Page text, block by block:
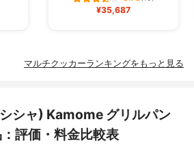
¥35,687
マルチクッカーランキングをもっと見る
シャ) Kamome グリルパン
評価・料金比較表